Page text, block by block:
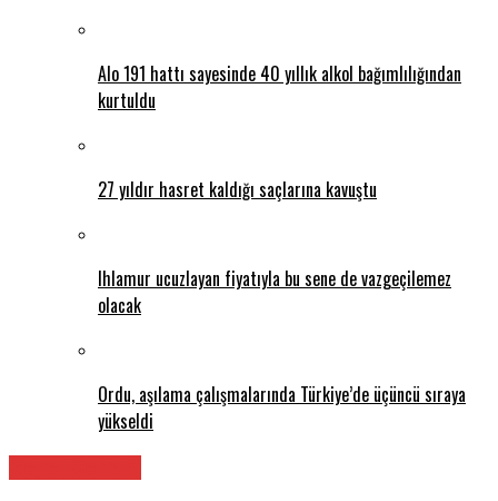
Alo 191 hattı sayesinde 40 yıllık alkol bağımlılığından
kurtuldu
27 yıldır hasret kaldığı saçlarına kavuştu
Ihlamur ucuzlayan fiyatıyla bu sene de vazgeçilemez
olacak
Ordu, aşılama çalışmalarında Türkiye’de üçüncü sıraya
yükseldi